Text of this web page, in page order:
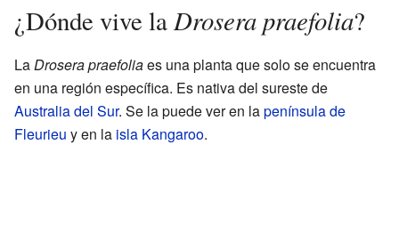
¿Dónde vive laDrosera praefolia?
LaDrosera praefoliaes una planta que solo se encuentra
en una región específica. Es nativa del sureste de
Australia del Sur. Se la puede ver en lapenínsula de
Fleurieu y en la isla Kangaroo.